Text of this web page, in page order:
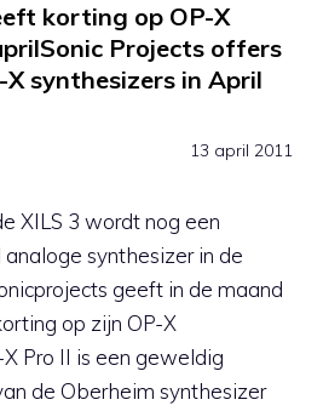
korting op OP-X
Projects offers
synthesizers in April
13 april 2011
XILS 3 wordt nog een
synthesizer in de
geeft in de maand
op zijn OP-X
Pro II is een geweldig
de Oberheim synthesizer